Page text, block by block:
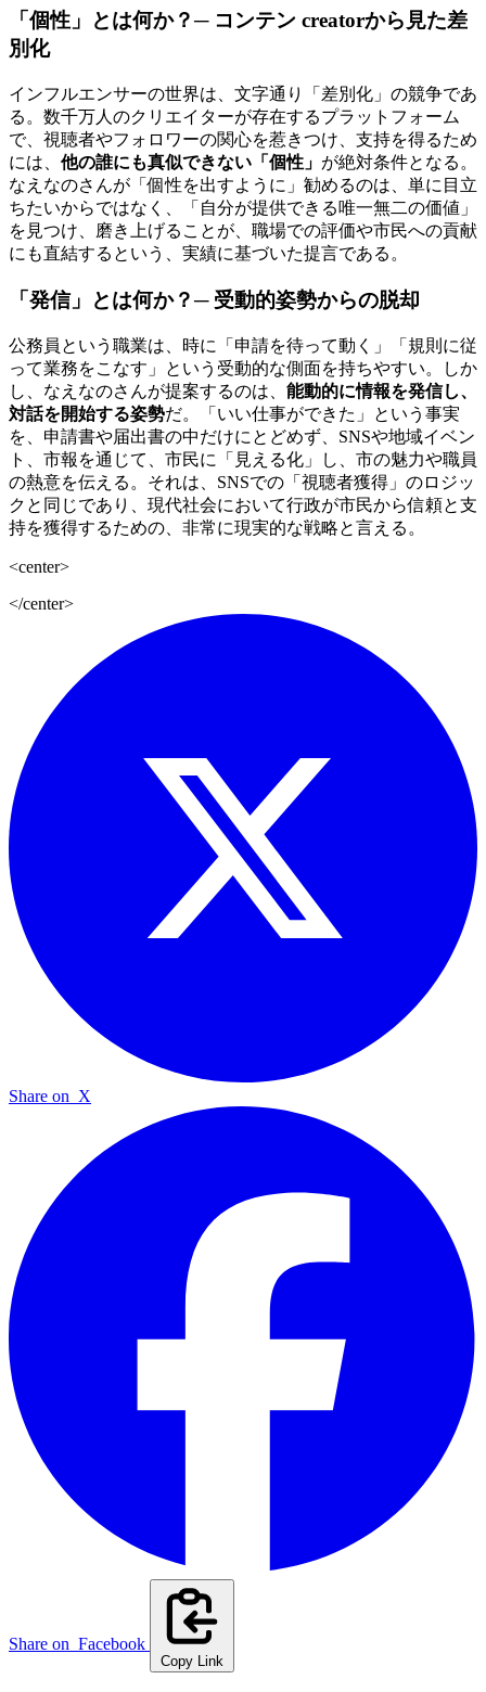
「個性」とは何か？─ コンテン creatorから見た差
別化
インフルエンサーの世界は、文字通り「差別化」の競争であ
る。数千万人のクリエイターが存在するプラットフォーム
で、視聴者やフォロワーの関心を惹きつけ、支持を得るため
には、 他の誰にも真似できない「個性」 が絶対条件となる。
なえなのさんが「個性を出すように」勧めるのは、単に目立
ちたいからではなく、「自分が提供できる唯一無二の価値」
を見つけ、磨き上げることが、職場での評価や市民への貢献
にも直結するという、実績に基づいた提言である。
「発信」とは何か？─ 受動的姿勢からの脱却
公務員という職業は、時に「申請を待って動く」「規則に従
って業務をこなす」という受動的な側面を持ちやすい。しか
し、なえなのさんが提案するのは、 能動的に情報を発信し、
対話を開始する姿勢だ。「いい仕事ができた」という事実
を、申請書や届出書の中だけにとどめず、SNSや地域イベン
ト、市報を通じて、市民に「見える化」し、市の魅力や職員
の熱意を伝える。それは、SNSでの「視聴者獲得」のロジッ
クと同じであり、現代社会において行政が市民から信頼と支
持を獲得するための、非常に現実的な戦略と言える。
<center>
</center>
Share on X
Share on Facebook
Copy Link